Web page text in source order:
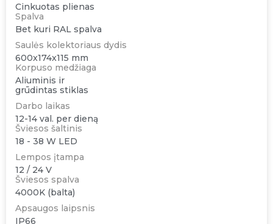
Cinkuotas plienas
Spalva
Bet kuri RAL spalva
Saulės kolektoriaus dydis
600x174x115 mm
Korpuso medžiaga
Aliuminis ir
grūdintas stiklas
Darbo laikas
12-14 val. per dieną
Šviesos šaltinis
18 - 38 W LED
Lempos įtampa
12 / 24 V
Šviesos spalva
4000K (balta)
Apsaugos laipsnis
IP66